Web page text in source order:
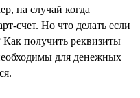
на случай когда
счет. Но что делать если
получить реквизиты
для денежных